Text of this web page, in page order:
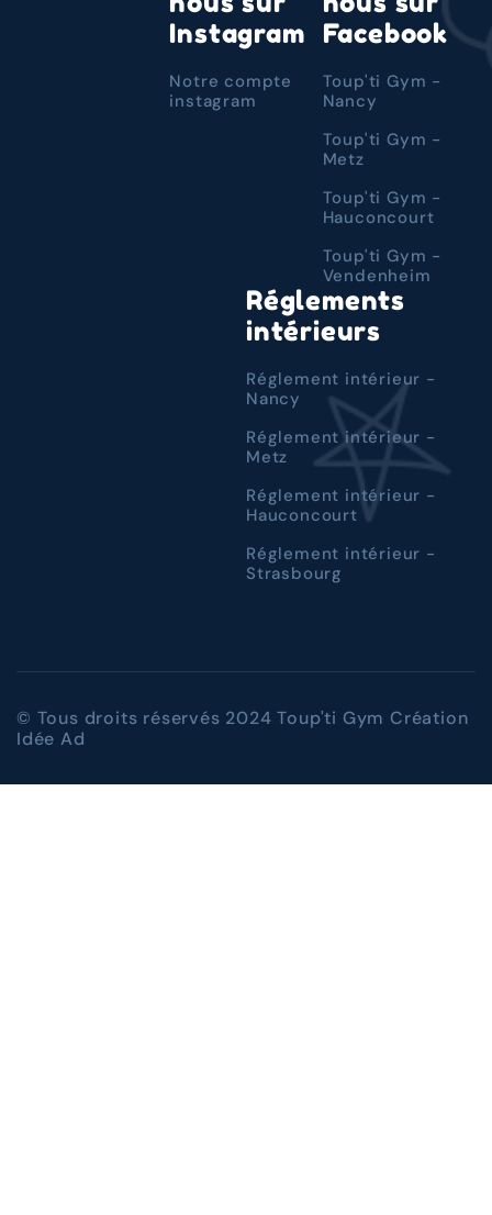
Instagram
Notre compte
instagram
Facebook
Toup'ti Gym -
Nancy
Toup'ti Gym -
Metz
Toup'ti Gym -
Hauconcourt
Toup'ti Gym -
Vendenheim
Réglements
intérieurs
Réglement intérieur -
Nancy
Réglement intérieur -
Metz
Réglement intérieur -
Hauconcourt
Réglement intérieur -
Strasbourg
© Tous droits réservés 2024 Toup'ti Gym Création
Idée Ad